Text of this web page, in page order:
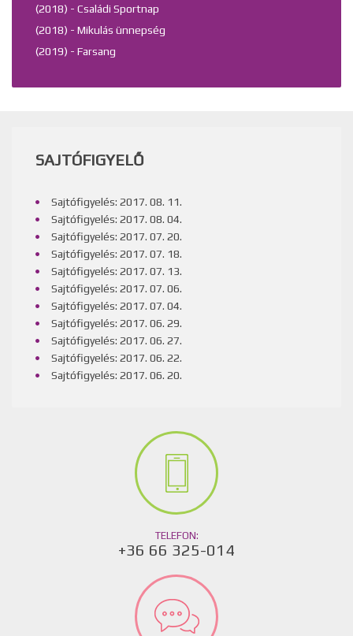
(2018) - Családi Sportnap
(2018) - Mikulás ünnepség
(2019) - Farsang
SAJTÓFIGYELŐ
Sajtófigyelés: 2017. 08. 11.
Sajtófigyelés: 2017. 08. 04.
Sajtófigyelés: 2017. 07. 20.
Sajtófigyelés: 2017. 07. 18.
Sajtófigyelés: 2017. 07. 13.
Sajtófigyelés: 2017. 07. 06.
Sajtófigyelés: 2017. 07. 04.
Sajtófigyelés: 2017. 06. 29.
Sajtófigyelés: 2017. 06. 27.
Sajtófigyelés: 2017. 06. 22.
Sajtófigyelés: 2017. 06. 20.
TELEFON:
+36 66 325-014